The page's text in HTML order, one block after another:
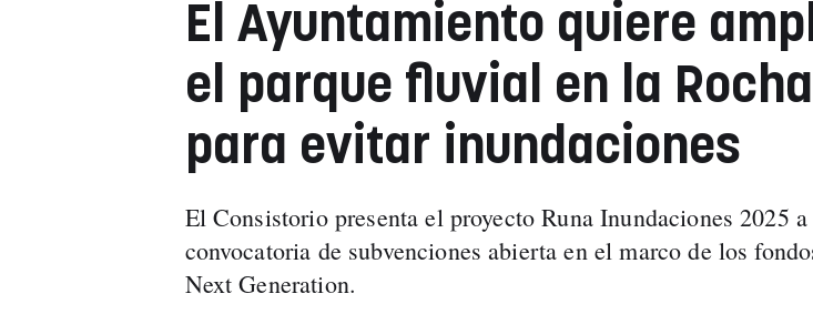
El Ayuntamiento quiere
el parque fluvial en la
para evitar inundaciones
El Consistorio presenta el proyecto Runa Inundaciones 2025
convocatoria de subvenciones abierta en el marco de los
Next Generation.